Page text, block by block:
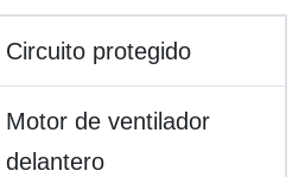
Circuito protegido
Motor de ventilador
delantero